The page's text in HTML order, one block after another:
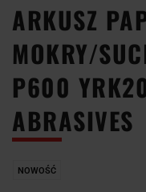
ARKUSZ
MOKRY/
P600
ABRASIVES
NOWOŚĆ